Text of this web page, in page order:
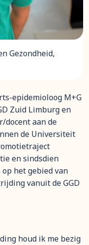
epidemioloog M+G
Zuid Limburg en
docent aan de
de Universiteit
en sindsdien
het gebied van
vanuit de GGD
Gezondheid,
houd ik me bezig